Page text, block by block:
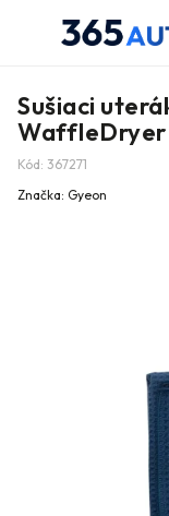
Sušiaci
WaffleDryer
Kód: 367271
Značka: Gyeon